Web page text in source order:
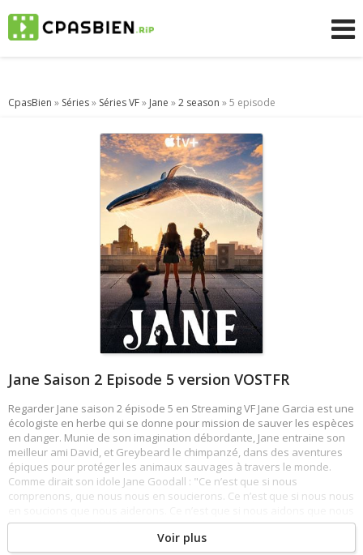
CpasBien » Séries» Séries VF» Jane »2 season » 5 episode
Jane Saison 2 Episode 5 version VOSTFR
Regarder Jane saison 2 épisode 5 en Streaming VF Jane Garcia est une
écologiste en herbe qui se donne pour mission de sauver les espèces
en danger. Munie de son imagination débordante, Jane entraine son
meilleur ami David, et Greybeard le chimpanzé, dans des aventures
épiques pour protéger les animaux sauvages à travers le monde.
Comme dirait son idole Jane Goodall : "Ce n’est que si nous
comprenons, que nous nous en soucierons. Ce n’est que si nous nous
les sauverons".. Télécharger Jane Saison 2 Episode 5 torrent sur
Voir plus